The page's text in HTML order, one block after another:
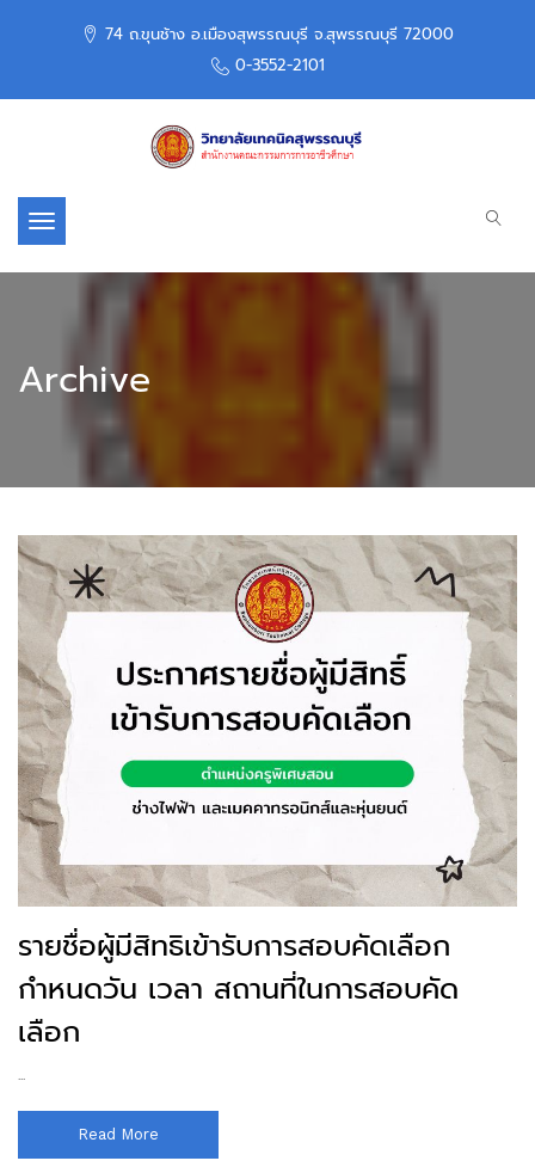
74 ถ.ขุนช้าง อ.เมืองสุพรรณบุรี จ.สุพรรณบุรี 72000
0-3552-2101
Toggle navigation
Archive
รายชื่อผู้มีสิทธิเข้ารับการสอบคัดเลือก
กำหนดวัน เวลา สถานที่ในการสอบคัด
เลือก
...
Read More